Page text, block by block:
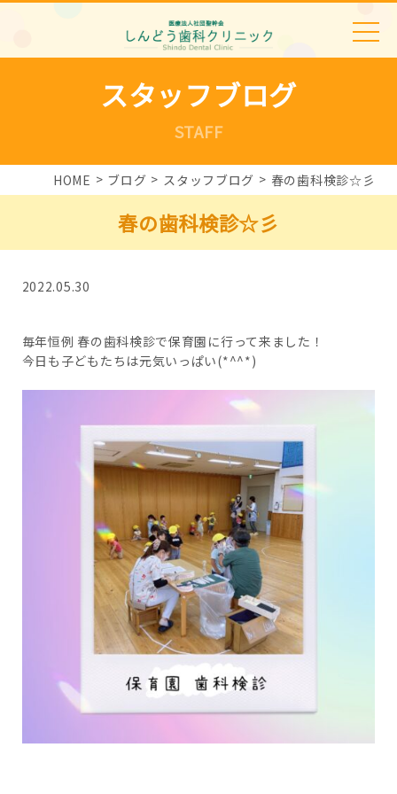
スタッフブログ
STAFF
HOME ブログ スタッフブログ 春の歯科検診☆彡
春の歯科検診☆彡
2022.05.30
毎年恒例 春の歯科検診で保育園に行って来ました！
今日も子どもたちは元気いっぱい(*^^*)